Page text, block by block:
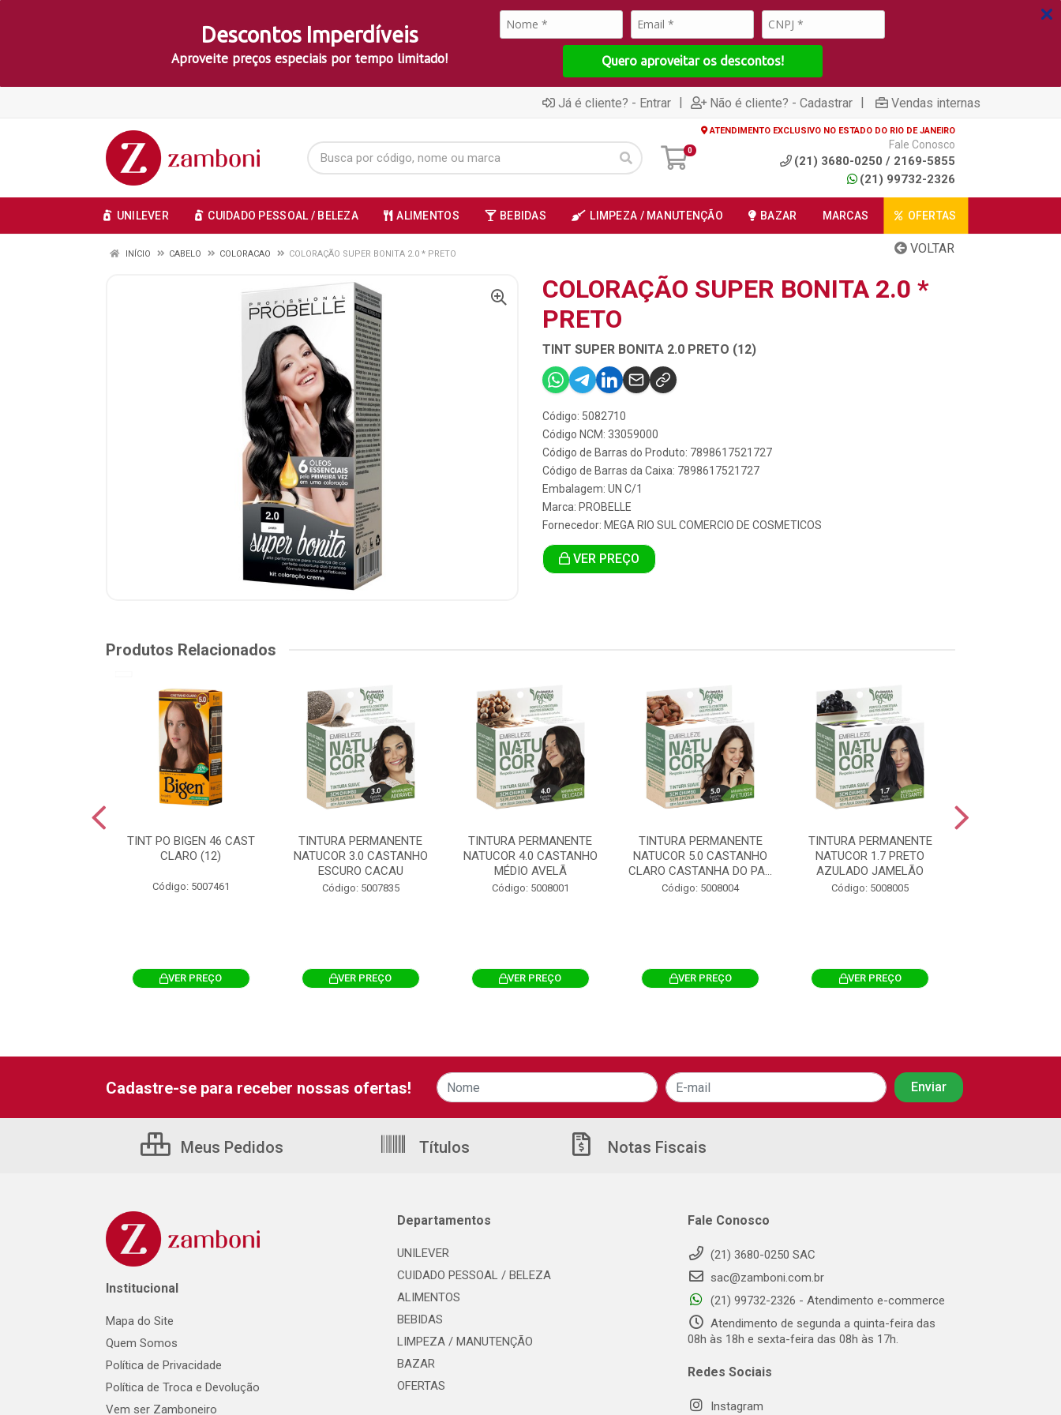
Descontos Imperdíveis
Aproveite preços especiais por tempo limitado! Quero aproveitar os descontos!
Já é cliente? - Entrar | Não é cliente? - Cadastrar | Vendas internas
0
ATENDIMENTO EXCLUSIVO NO ESTADO DO RIO DE JANEIRO
Fale Conosco
(21) 3680-0250 / 2169-5855
(21) 99732-2326
UNILEVER CUIDADO PESSOAL / BELEZA ALIMENTOS BEBIDAS LIMPEZA / MANUTENÇÃO BAZAR MARCAS OFERTAS
VOLTAR
INÍCIO CABELO COLORACAO COLORAÇÃO SUPER BONITA 2.0 * PRETO
COLORAÇÃO SUPER BONITA 2.0 *
PRETO
TINT SUPER BONITA 2.0 PRETO (12)
Código: 5082710
Código NCM: 33059000
Código de Barras do Produto: 7898617521727
Código de Barras da Caixa: 7898617521727
Embalagem: UN C/1
Marca: PROBELLE
Fornecedor: MEGA RIO SUL COMERCIO DE COSMETICOS
VER PREÇO
Produtos Relacionados
TINT PO BIGEN 46 CAST
CLARO (12)
Código: 5007461
VER PREÇO
TINTURA PERMANENTE
NATUCOR 3.0 CASTANHO
ESCURO CACAU
Código: 5007835
VER PREÇO
TINTURA PERMANENTE
NATUCOR 4.0 CASTANHO
MÉDIO AVELÃ
Código: 5008001
VER PREÇO
TINTURA PERMANENTE
NATUCOR 5.0 CASTANHO
CLARO CASTANHA DO PA...
Código: 5008004
VER PREÇO
TINTURA PERMANENTE
NATUCOR 1.7 PRETO
AZULADO JAMELÃO
Código: 5008005
VER PREÇO
Cadastre-se para receber nossas ofertas!
Meus Pedidos Títulos Notas Fiscais
Institucional
Mapa do Site
Quem Somos
Política de Privacidade
Política de Troca e Devolução
Vem ser Zamboneiro
Departamentos
UNILEVER
CUIDADO PESSOAL / BELEZA
ALIMENTOS
BEBIDAS
LIMPEZA / MANUTENÇÃO
BAZAR
OFERTAS
Fale Conosco
(21) 3680-0250 SAC
sac@zamboni.com.br
(21) 99732-2326 - Atendimento e-commerce
Atendimento de segunda a quinta-feira das
08h às 18h e sexta-feira das 08h às 17h.
Redes Sociais
Instagram